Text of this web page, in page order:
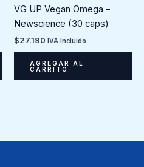
VG UP Vegan Omega –
Newscience (30 caps)
$27.190 IVA Incluido
AGREGAR AL
CARRITO